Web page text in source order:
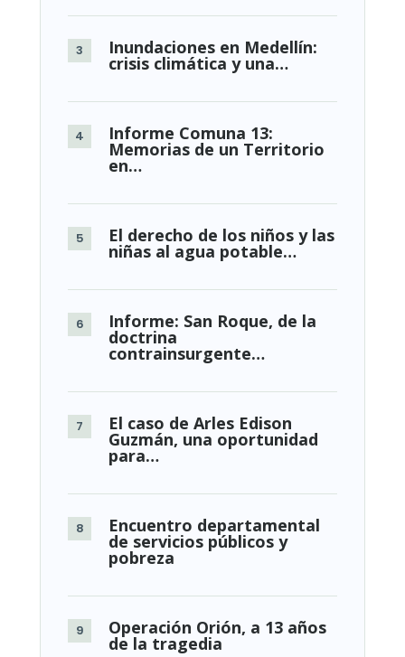
Inundaciones en Medellín:
crisis climática y una…
Informe Comuna 13:
Memorias de un Territorio
en…
El derecho de los niños y las
niñas al agua potable…
Informe: San Roque, de la
doctrina
contrainsurgente…
El caso de Arles Edison
Guzmán, una oportunidad
para…
Encuentro departamental
de servicios públicos y
pobreza
Operación Orión, a 13 años
de la tragedia